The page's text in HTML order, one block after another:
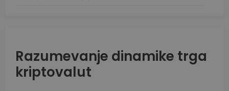
Razumevanje dinamike trga
kriptovalut